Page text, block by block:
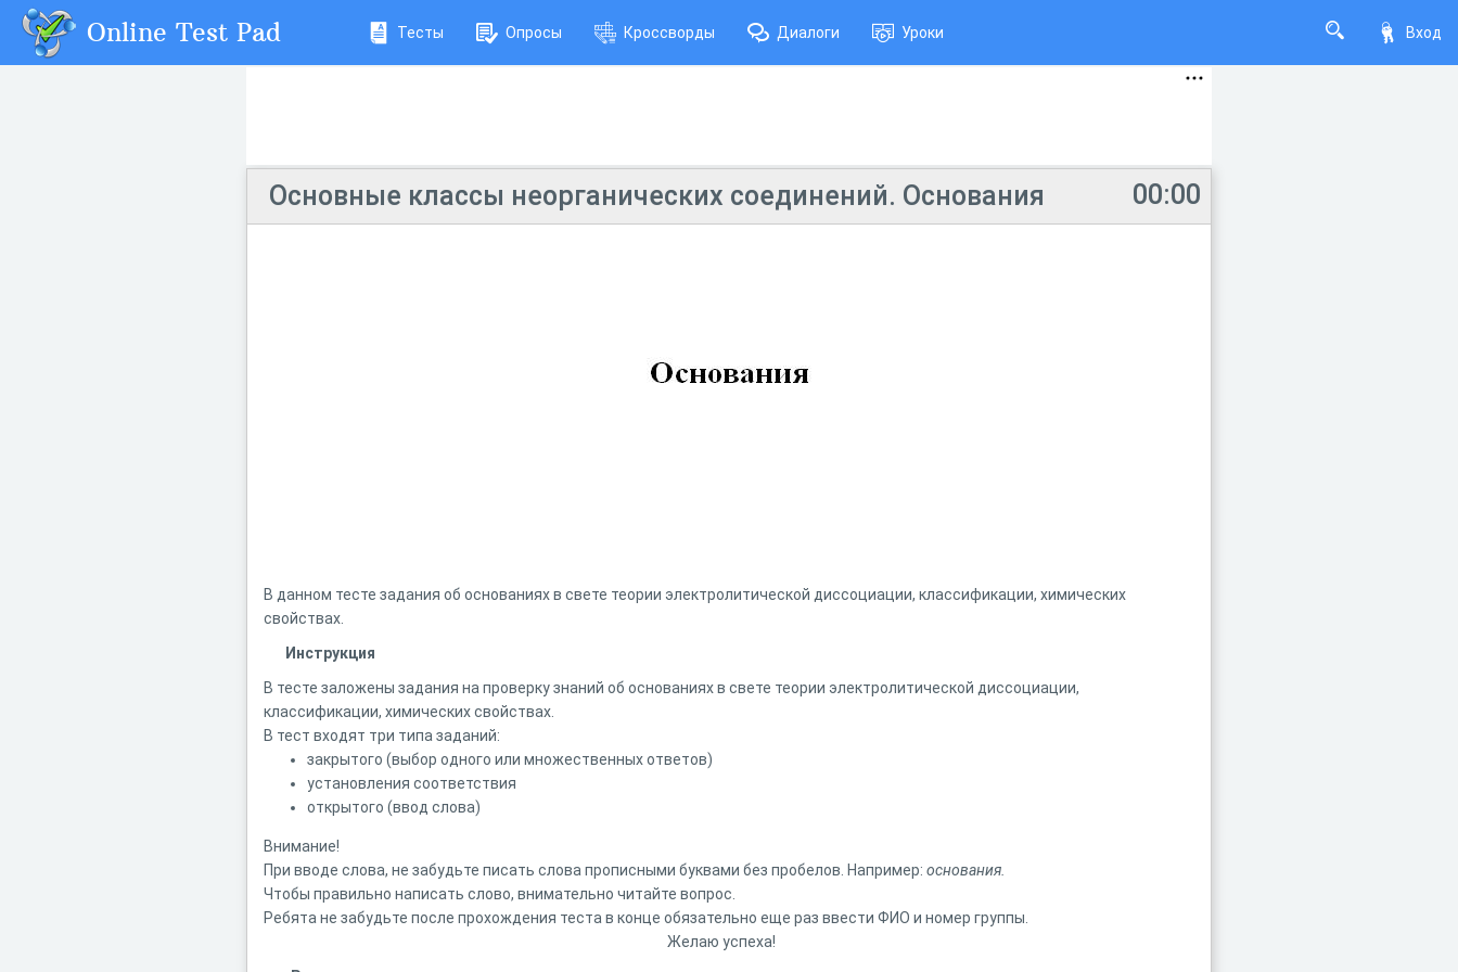
Вход
Online Test Pad Тесты Опросы Кроссворды Диалоги Уроки
00:00
Основные классы неорганических соединений. Основания
В данном тесте задания об основаниях в свете теории электролитической диссоциации, классификации, химических
свойствах.
Инструкция
В тесте заложены задания на проверку знаний об основаниях в свете теории электролитической диссоциации,
классификации, химических свойствах.
В тест входят три типа заданий:
закрытого (выбор одного или множественных ответов)
установления соответствия
открытого (ввод слова)
Внимание!
При вводе слова, не забудьте писать слова прописными буквами без пробелов. Например: основания
Чтобы правильно написать слово, внимательно читайте вопрос.
Ребята не забудьте после прохождения теста в конце обязательно еще раз ввести ФИО и номер группы.
Желаю успеха!